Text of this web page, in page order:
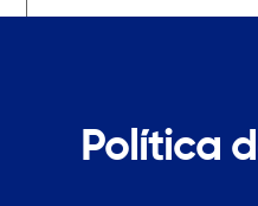
Política